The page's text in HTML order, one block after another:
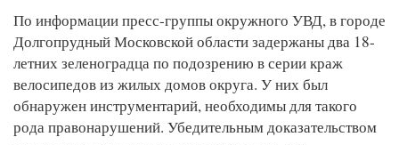
По информации пресс-группы окружного УВД, в городе
Долгопрудный Московской области задержаны два 18-
летних зеленоградца по подозрению в серии краж
велосипедов из жилых домов округа. У них был
обнаружен инструментарий, необходимы для такого
рода правонарушений. Убедительным доказательством